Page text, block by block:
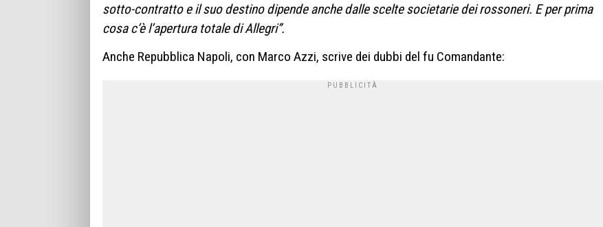
sotto-contratto eil suo destino dipendeanche dallescelte societariedei rossoneri. E per prima
cosac’è l’apertura totaledi Allegri”.
Anche Repubblica Napoli, con Marco Azzi, scrive dei dubbi del fu Comandante: